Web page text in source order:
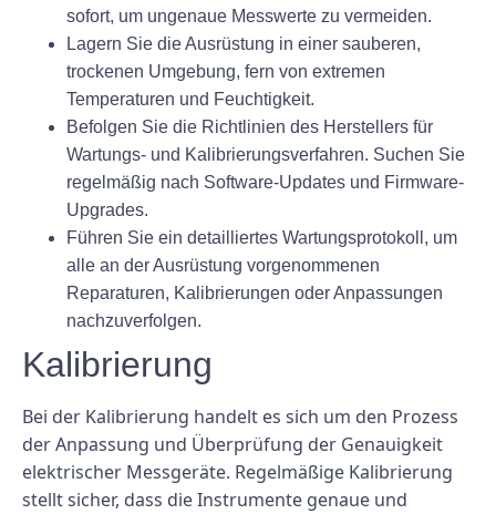
sofort, um ungenaue Messwerte zu vermeiden.
Lagern Sie die Ausrüstung in einer sauberen,
trockenen Umgebung, fern von extremen
Temperaturen und Feuchtigkeit.
Befolgen Sie die Richtlinien des Herstellers für
Wartungs- und Kalibrierungsverfahren. Suchen Sie
regelmäßig nach Software-Updates und Firmware-
Upgrades.
Führen Sie ein detailliertes Wartungsprotokoll, um
alle an der Ausrüstung vorgenommenen
Reparaturen, Kalibrierungen oder Anpassungen
nachzuverfolgen.
Kalibrierung
Bei der Kalibrierung handelt es sich um den Prozess
der Anpassung und Überprüfung der Genauigkeit
elektrischer Messgeräte. Regelmäßige Kalibrierung
stellt sicher, dass die Instrumente genaue und